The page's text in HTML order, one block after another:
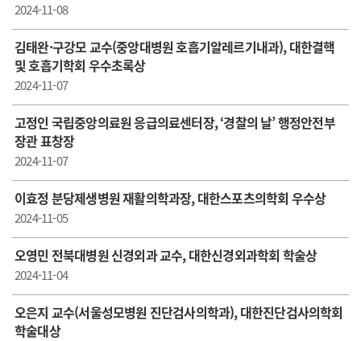
2024-11-08
김태완·구강모 교수(중앙대병원 호흡기알레르기내과), 대한결핵
및 호흡기학회 우수초록상
2024-11-07
고정인 국립중앙의료원 응급의료센터장, ‘경찰의 날’ 행정안전부
장관 표창장
2024-11-07
이효정 분당제생병원 재활의학과장, 대한스포츠의학회 우수상
2024-11-05
오영민 전북대병원 신경외과 교수, 대한신경외과학회 학술상
2024-11-04
오은지 교수(서울성모병원 진단검사의학과), 대한진단검사의학회
학술대상